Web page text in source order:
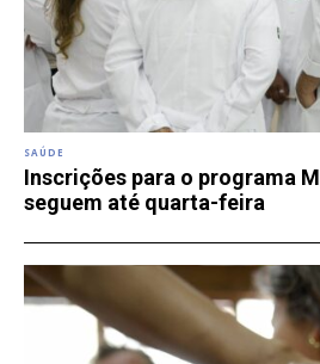
SAÚDE
Inscrições para o programa
seguem até quarta-feira